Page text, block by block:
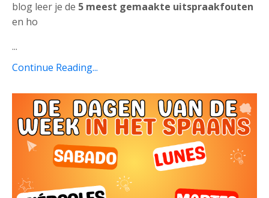
blog leer je de 5 meest gemaakte uitspraakfouten
en ho
...
Continue Reading...